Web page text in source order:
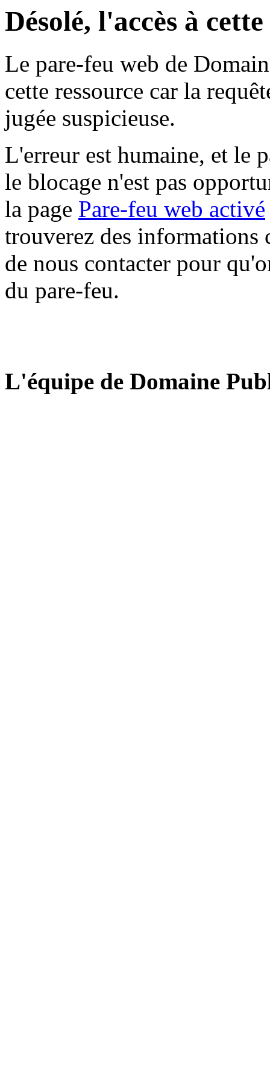
Désolé, l'accès à
Le pare-feu web de
cette ressource car la
jugée suspicieuse.
L'erreur est humaine, et le
le blocage n'est pas
la page Pare-feu web activé
trouverez des informations
de nous contacter pour
du pare-feu.
L'équipe de Domaine